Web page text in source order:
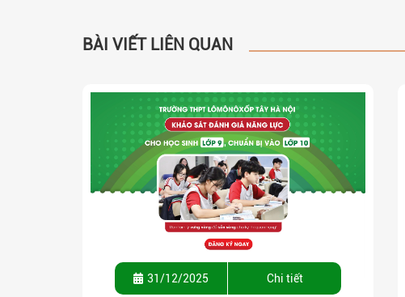
BÀI VIẾT LIÊN QUAN
31/12/2025 Chi tiết